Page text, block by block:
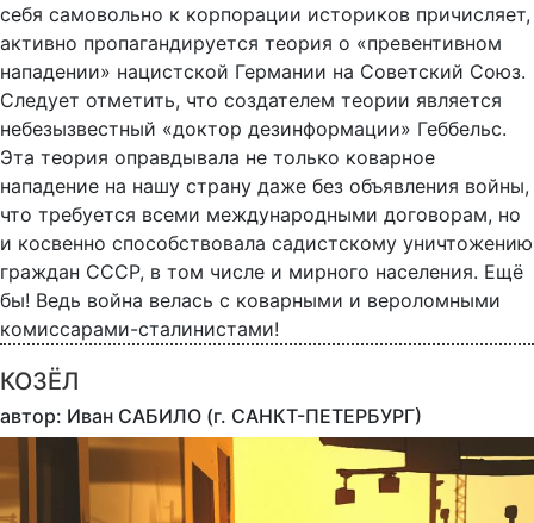
себя самовольно к корпорации историков причисляет,
активно пропагандируется теория о «превентивном
нападении» нацистской Германии на Советский Союз.
Следует отметить, что создателем теории является
небезызвестный «доктор дезинформации» Геббельс.
Эта теория оправдывала не только коварное
нападение на нашу страну даже без объявления войны,
что требуется всеми международными договорам, но
и косвенно способствовала садистскому уничтожению
граждан СССР, в том числе и мирного населения. Ещё
бы! Ведь война велась с коварными и вероломными
комиссарами-сталинистами!
КОЗЁЛ
автор: Иван САБИЛО (г. САНКТ-ПЕТЕРБУРГ)